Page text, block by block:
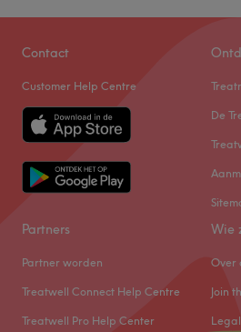
Contact
Customer Help Centre
De
Partners
Partner worden
Treatwell Connect Help Centre
Treatwell Pro Help Center
Wie
Over
Join